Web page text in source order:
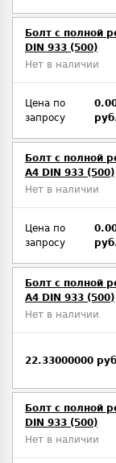
Болт с полной
DIN 933 (500)
Нет в наличии
Цена по
запросу
Болт с полной
A4 DIN 933 (500)
Нет в наличии
Цена по
запросу
Болт с полной
A4 DIN 933 (500)
Нет в наличии
22.33000000
Болт с полной
DIN 933 (500)
Нет в наличии